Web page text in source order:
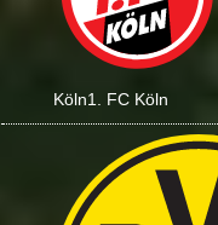
Köln1. FC Köln